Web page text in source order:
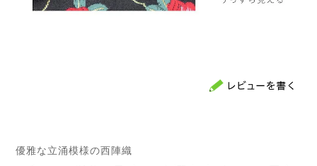
優雅な立涌模様の西陣織